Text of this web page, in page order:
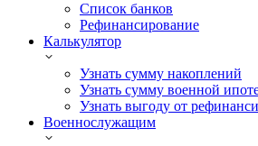
Список банков
Рефинансирование
Калькулятор
Узнать сумму накоплений
Узнать сумму военной
Узнать выгоду от
Военнослужащим